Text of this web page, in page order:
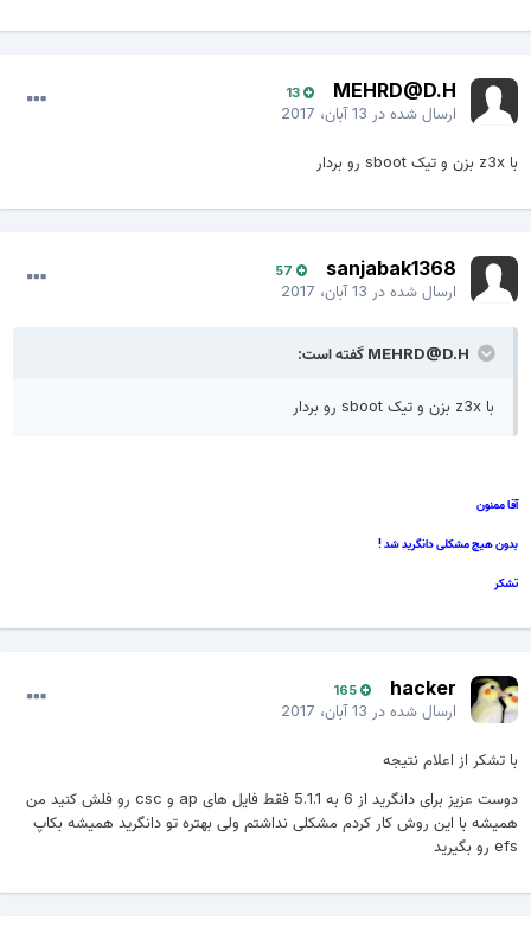
MEHRD@D.H
13
ارسال شده در13 آبان، 2017
با z3x بزن و تیک sboot رو بردار
sanjabak1368
57
ارسال شده در13 آبان، 2017
MEHRD@D.H گفته است:
با z3x بزن و تیک sboot رو بردار
آقا ممنون
بدون هیچ مشکلی دانگرید شد !
تشکر
hacker
165
ارسال شده در13 آبان، 2017
با تشکر از اعلام نتیجه
دوست عزیز برای دانگرید از 6 به 5.1.1 فقط فایل های ap و csc رو فلش کنید من
همیشه با این روش کار کردم مشکلی نداشتم ولی بهتره تو دانگرید همیشه بکاپ
efs رو بگیرید